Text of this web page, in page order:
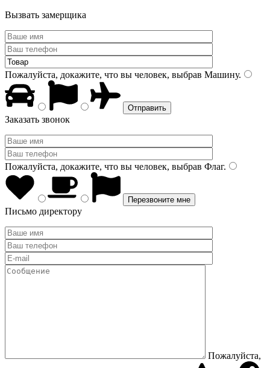
Вызвать замерщика
Пожалуйста, докажите, что вы человек, выбрав Машину.
Заказать звонок
Пожалуйста, докажите, что вы человек, выбрав Флаг.
Письмо директору
Пожалуйста,